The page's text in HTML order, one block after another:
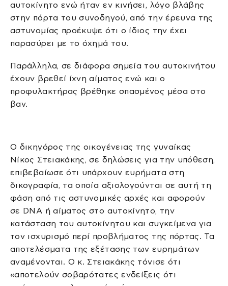
αυτοκίνητο ενώ ήταν εν κινήσει, λόγο βλάβης
στην πόρτα του συνοδηγού, από την έρευνα της
αστυνομίας προέκυψε ότι ο ίδιος την έχει
παρασύρει με το όχημά του.
Παράλληλα, σε διάφορα σημεία του αυτοκινήτου
έχουν βρεθεί ίχνη αίματος ενώ και ο
προφυλακτήρας βρέθηκε σπασμένος μέσα στο
βαν.
Ο δικηγόρος της οικογένειας της γυναίκας
Νίκος Στειακάκης, σε δηλώσεις για την υπόθεση,
επιβεβαίωσε ότι υπάρχουν ευρήματα στη
δικογραφία, τα οποία αξιολογούνται σε αυτή τη
φάση από τις αστυνομικές αρχές και αφορούν
σε DNA ή αίματος στο αυτοκίνητο, την
κατάσταση του αυτοκίνητου και συγκείμενα για
τον ισχυρισμό περί προβλήματος της πόρτας. Τα
αποτελέσματα της εξέτασης των ευρημάτων
αναμένονται. Ο κ. Στειακάκης τόνισε ότι
«αποτελούν σοβαρότατες ενδείξεις ότι